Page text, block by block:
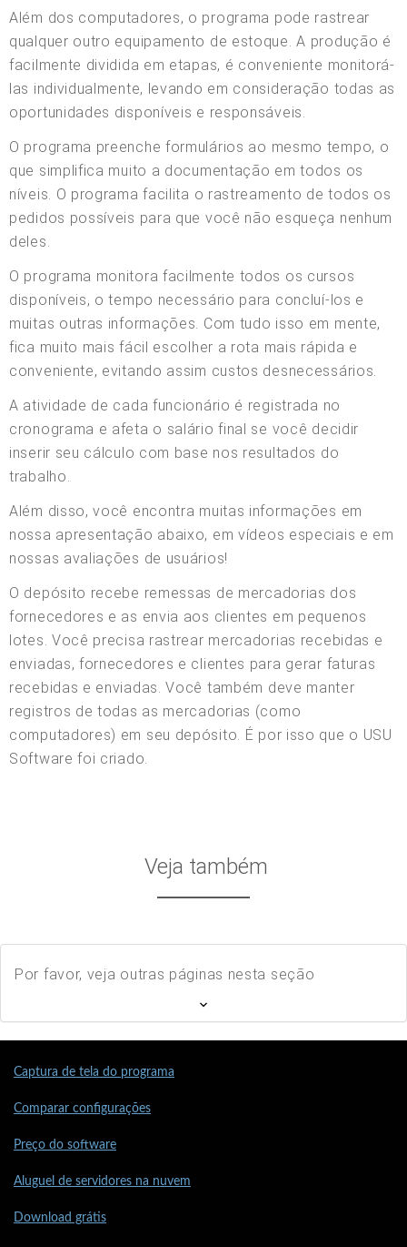
Além dos computadores, o programa pode rastrear
qualquer outro equipamento de estoque. A produção é
facilmente dividida em etapas, é conveniente monitorá-
las individualmente, levando em consideração todas as
oportunidades disponíveis e responsáveis.
O programa preenche formulários ao mesmo tempo, o
que simplifica muito a documentação em todos os
níveis. O programa facilita o rastreamento de todos os
pedidos possíveis para que você não esqueça nenhum
deles.
O programa monitora facilmente todos os cursos
disponíveis, o tempo necessário para concluí-los e
muitas outras informações. Com tudo isso em mente,
fica muito mais fácil escolher a rota mais rápida e
conveniente, evitando assim custos desnecessários.
A atividade de cada funcionário é registrada no
cronograma e afeta o salário final se você decidir
inserir seu cálculo com base nos resultados do
trabalho.
Além disso, você encontra muitas informações em
nossa apresentação abaixo, em vídeos especiais e em
nossas avaliações de usuários!
O depósito recebe remessas de mercadorias dos
fornecedores e as envia aos clientes em pequenos
lotes. Você precisa rastrear mercadorias recebidas e
enviadas, fornecedores e clientes para gerar faturas
recebidas e enviadas. Você também deve manter
registros de todas as mercadorias (como
computadores) em seu depósito. É por isso que o USU
Software foi criado.
Veja também
Por favor, veja outras páginas nesta seção
Captura de tela do programa
Comparar configurações
Preço do software
Aluguel de servidores na nuvem
Download grátis